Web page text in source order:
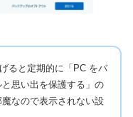
ると定期的に「PC をバ
思い出を保護する」の
なので表示されない設